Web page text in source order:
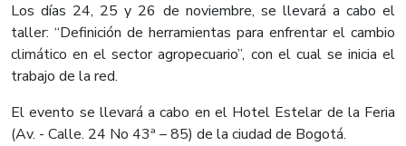
Los días 24, 25 y 26 de noviembre, se llevará a cabo el
taller: “Definición de herramientas para enfrentar el cambio
climático en el sector agropecuario”, con el cual se inicia el
trabajo de la red.
El evento se llevará a cabo en el Hotel Estelar de la Feria
(Av. - Calle. 24 No 43ª – 85) de la ciudad de Bogotá.